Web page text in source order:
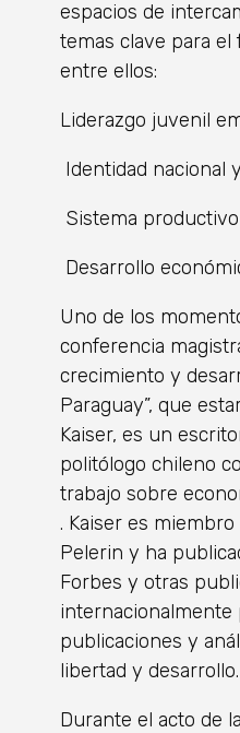
espacios de
temas clave para el
entre ellos:
Liderazgo juvenil
Identidad nacional
Sistema
Desarrollo
Uno de los
conferencia
crecimiento y
Paraguay”, que
Kaiser, es un
politólogo chileno
trabajo sobre
. Kaiser es
Pelerin y ha
Forbes y otras
internacionalmente
publicaciones y
libertad y desarrollo.
Durante el acto de